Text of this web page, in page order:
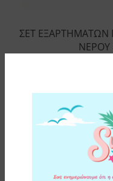
ΣΕΤ ΕΞΑΡΤΗΜΑΤΩΝ
ΝΕΡΟΥ